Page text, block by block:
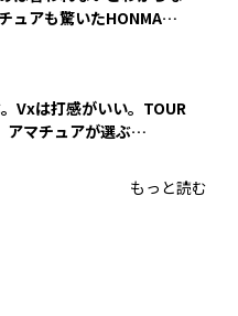
ュアも驚いたHONMA
。Vxは打感がいい。TOUR
アマチュアが選ぶ
もっと読む